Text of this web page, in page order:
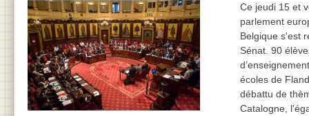
Ce jeudi 15 et
parlement
Belgique s'est
Sénat. 90
écoles de
débattu de
Catalogne,